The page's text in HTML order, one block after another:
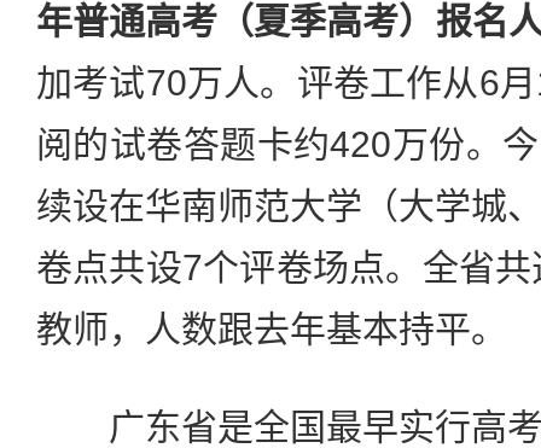
年普通高考（夏季高考）报名
加考试70万人。评卷工作从6
阅的试卷答题卡约420万份。
续设在华南师范大学（大学城
卷点共设7个评卷场点。全省
教师，人数跟去年基本持平。
广东省是全国最早实行高考